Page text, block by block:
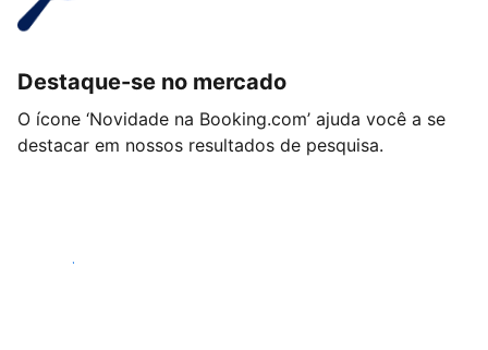
Destaque-se no mercado
O ícone ‘Novidade na Booking.com’ ajuda você a se
destacar em nossos resultados de pesquisa.
Começar